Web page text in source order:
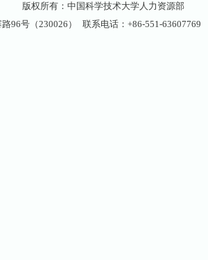
版权所有：中国科学技术大学人力资源部
96号（230026）
联系电话：+86-551-63607769